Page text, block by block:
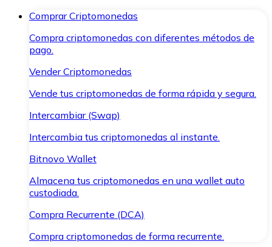
Comprar Criptomonedas
Compra criptomonedas con diferentes métodos de
pago.
Vender Criptomonedas
Vende tus criptomonedas de forma rápida y segura.
Intercambiar (Swap)
Intercambia tus criptomonedas al instante.
Bitnovo Wallet
Almacena tus criptomonedas en una wallet auto
custodiada.
Compra Recurrente (DCA)
Compra criptomonedas de forma recurrente.